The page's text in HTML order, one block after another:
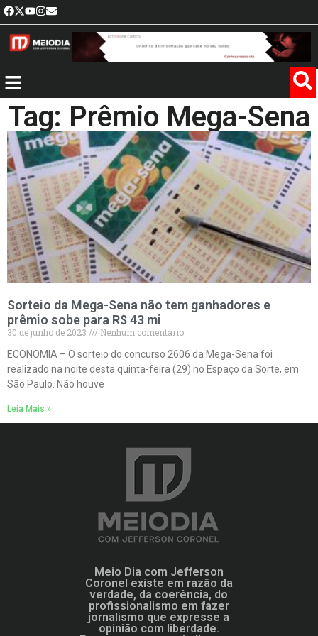
Tag: Prêmio Mega-Sena
Sorteio da Mega-Sena não tem ganhadores e
prêmio sobe para R$ 43 mi
30 de junho de 2023
Nenhum comentário
ECONOMIA – O sorteio do concurso 2606 da Mega-Sena foi
realizado na noite desta quinta-feira (29) no Espaço da Sorte, em
São Paulo. Não houve
Leia Mais »
Meio Dia com Jefferson
Coronel existe em razão da
verdade, da coerência, do
profissionalismo em fazer
jornalismo que expresse a
opinião com liberdade.